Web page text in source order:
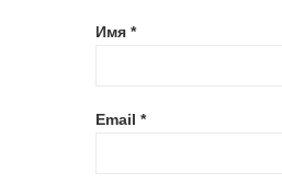
Имя *
Email *